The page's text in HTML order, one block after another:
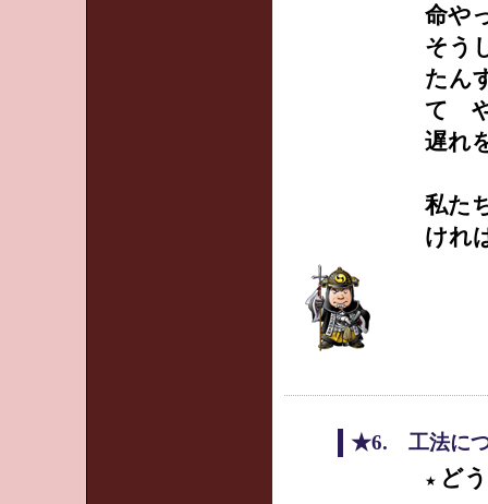
命や
そう
たん
て
遅れ
私た
けれ
★6. 工法に
★ ど